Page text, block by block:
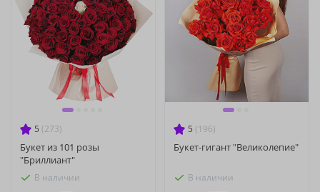
5 (273)
Букет из 101 розы
"Бриллиант"
В наличии
5 (196)
Букет-гигант "Великолепие"
В наличии